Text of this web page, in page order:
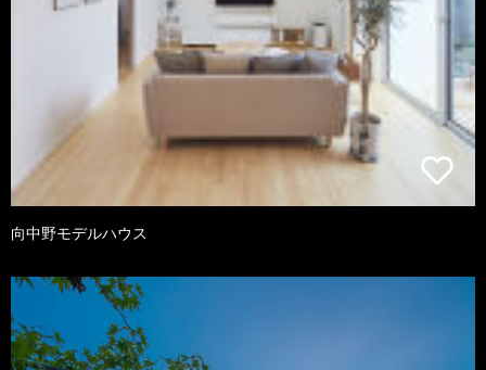
向中野モデルハウス